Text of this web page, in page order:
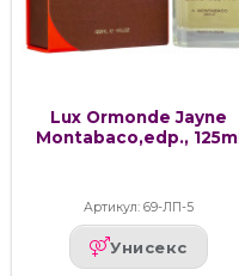
Lux Ormonde Jayne
Montabaco,edp., 125ml
Артикул: 69-ЛП-5
Унисекс